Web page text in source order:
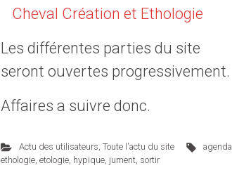
Cheval Création et Ethologie
Les différentes parties du site
seront ouvertes progressivement.
Affaires a suivre donc.
Actu des utilisateurs, Toute l'actu du site agenda
ethologie, etologie, hypique, jument, sortir